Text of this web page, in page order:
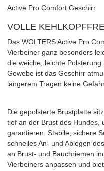
Active Pro Comfort Geschirr
VOLLE
Das WOLTERS Active Pro
Vierbeiner ganz besonders
die weiche, leichte
Gewebe ist das Geschirr
längerem Tragen keine
Die gepolsterte Brustplatte
tief an der Brust des Hundes,
garantieren. Stabile, sichere
schnelles An- und Ablegen
an Brust- und Bauchriemen
Vierbeiners anpassen und